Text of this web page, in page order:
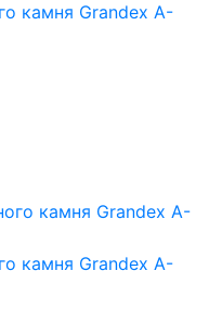
камня Grandex A-
камня Grandex A-